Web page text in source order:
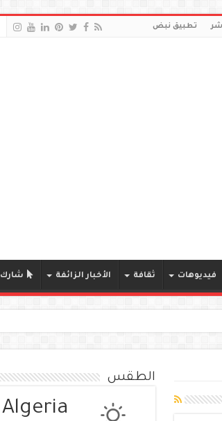
تطبيق نبض
فيديوهات ثقافة الأخبار الزائفة شارك
الطقس
Algeria